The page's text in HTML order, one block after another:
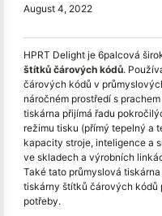
August 4, 2022
HPRT Delight je 6palcová
štítků čárových kódů.
čárových kódů v
náročném prostředí s
tiskárna přijímá řadu
režimu tisku (přímý tepelný a
kapacity stroje, inteligence a
ve skladech a výrobních
Také tato průmyslová
tiskárny štítků čárových kódů
potřeby.